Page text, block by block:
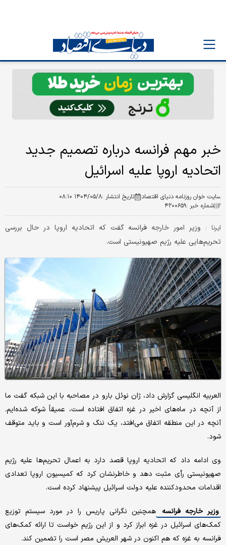
خبر مهم فرانسه درباره تصمیم جدید
اتحادیه اروپا علیه اسرائیل
سایت خوان روزنامه دنیای اقتصاد تاریخ انتشار :۱۴۰۴/۰۵/۸ ۰۸:۱۰
شماره خبر :۴۲۰۰۶۵۹
ایرنا : ​ وزیر امور خارجه فرانسه گفت که اتحادیه اروپا در حال بررسی
تحریم‌هایی علیه رژیم صهیونیستی است.
العربیه انگلیسی گزارش داد، ژان نوئل بارو در مصاحبه با این شبکه گفت ما
از آنچه در ماه‌های اخیر در غزه اتفاق افتاده است، عمیقاً شوکه شده‌ایم.
آنچه در این منطقه اتفاق می‌افتد، یک ننگ و شرم‌آور است و باید متوقف
شود.
وی ادامه داد که اتحادیه اروپا قصد دارد به اعمال تحریم‌ها علیه رژیم
صهیونیستی رأی مثبت دهد و خاطرنشان کرد که کمیسیون اروپا تعدادی
اقدامات محدودکننده علیه دولت اسرائیل پیشنهاد کرده است.
وزیر خارجه فرانسه
همچنین نگرانی پاریس را در مورد سیستم توزیع
کمک‌های اسرائیل در غزه ابراز کرد و از این رژیم خواست تا ارائه کمک‌های
فرانسه به غزه که هم اکنون در شهر العریش مصر است را تضمین کند.